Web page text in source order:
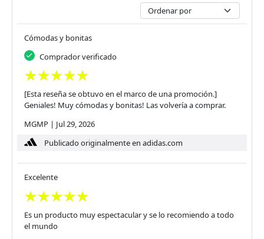
Cómodas y bonitas
Comprador verificado
[Esta reseña se obtuvo en el marco de una promoción.]
Geniales! Muy cómodas y bonitas! Las volvería a comprar.
MGMP | Jul 29, 2026
Publicado originalmente en adidas.com
Excelente
Es un producto muy espectacular y se lo recomiendo a todo
el mundo